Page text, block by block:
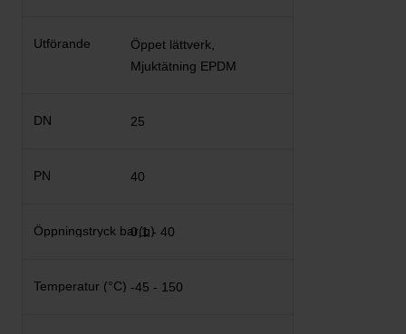
Öppet lättverk,
Mjuktätning EPDM
25
40
0,1 - 40
-45 - 150